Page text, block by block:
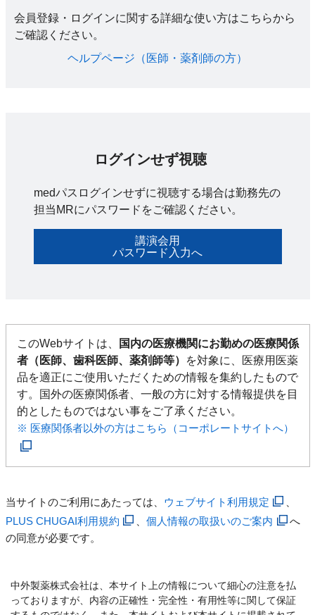
会員登録・ログインに関する詳細な使い方はこちらから
ご確認ください。​
ヘルプページ（医師・薬剤師の方）​
ログインせず視聴
medパスログインせずに視聴する場合は勤務先の
担当MRにパスワードをご確認ください。
講演会用
パスワード入力へ
このWebサイトは、
国内の医療機関にお勤めの医療関係
者（医師、歯科医師、薬剤師等）
を対象に、医療用医薬
品を適正にご使用いただくための情報を集約したもので
す。国外の医療関係者、一般の方に対する情報提供を目
的としたものではない事をご了承ください。
※ 医療関係者以外の方はこちら（コーポレートサイトへ）
当サイトのご利用にあたっては、 ウェブサイト利用規定
PLUS CHUGAI利用規約
、個人情報の取扱いのご案内
へ
の同意が必要です。
中外製薬株式会社は、本サイト上の情報について細心の注意を払
っておりますが、内容の正確性・完全性・有用性等に関して保証